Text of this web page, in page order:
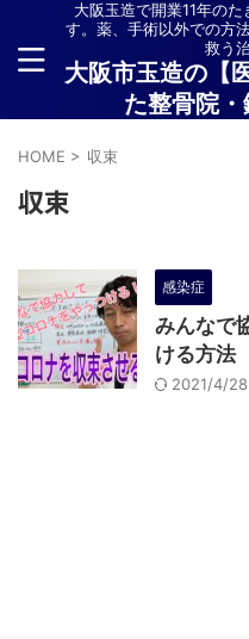
大阪玉造で開業11年の
す。薬、手術以外での方
救う
大阪市玉造の【
た整骨院
HOME > 収束
収束
感染症
みんなで
ける方法
2021/4/28